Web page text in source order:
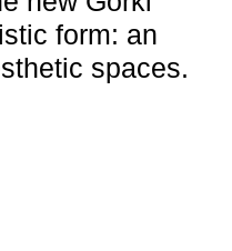
form: an
spaces.